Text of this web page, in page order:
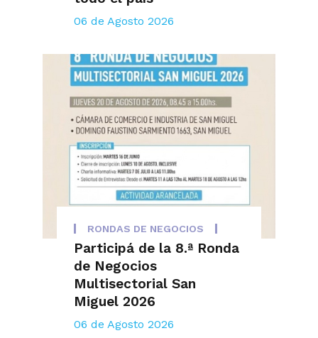
06 de Agosto 2026
RONDAS DE NEGOCIOS
Participá de la 8.ª Ronda
de Negocios
Multisectorial San
Miguel 2026
06 de Agosto 2026